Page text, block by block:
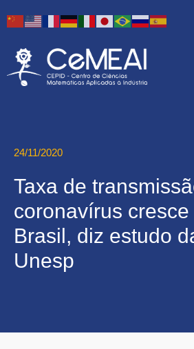
24/11/2020
Taxa de
coronavírus
Brasil, diz estudo
Unesp